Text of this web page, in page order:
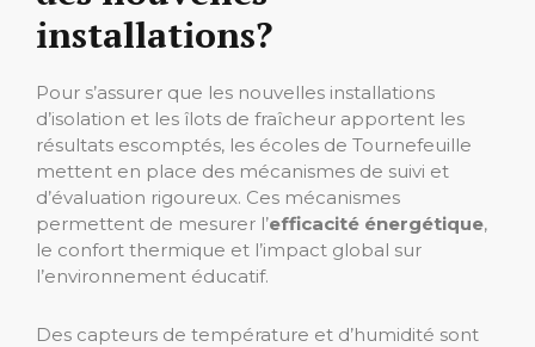
installations?
Pour s’assurer que les nouvelles installations
d’isolation et les îlots de fraîcheur apportent les
résultats escomptés, les écoles de Tournefeuille
mettent en place des mécanismes de suivi et
d’évaluation rigoureux. Ces mécanismes
permettent de mesurer l’efficacité énergétique,
le confort thermique et l’impact global sur
l’environnement éducatif.
Des capteurs de température et d’humidité sont